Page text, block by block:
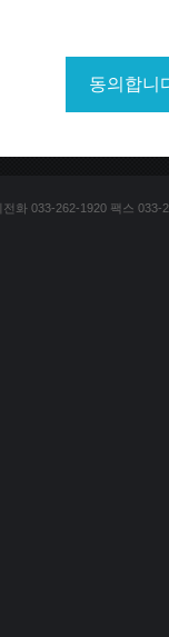
화 033-262-1920 팩스 033-